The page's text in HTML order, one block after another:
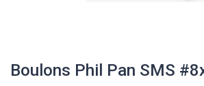
Boulons Phil Pan SMS